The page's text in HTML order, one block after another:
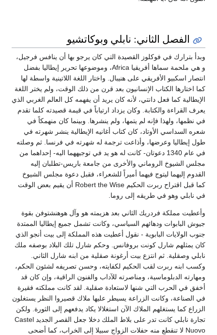
الفصل الثاني: نابلي وبوكاتشيو
وبدأ بترارك في فوكلوز القصيدة التي كان يرجو بها أن ينافس فرجيل،
و هي ملحمة سماها أفريقيا Africa، وموضوعها تحرير إيطاليا بفضل
انتصار اسكبيو الأفريقي على هنيبال. واختار اللغة اللاتينية واسطة لها
كما اختارها الكتاب الإنسانيون بعد قرن من ذلك الوقت، ولم يختر اللغة
الإيطالية كما فعل دانتي، لأنه كان يريد أن يفهمه كل العالم الغربي الذي
يعرف القراءة والكتابة. وكان يزداد ارتياباً في قيمة قصيدته كلما تقدم
في نظمها، ولهذا فإنه لم يتمها، ولم ينشرها. وبينما كان منهمكاً في
شعره السداسي الأوتاد، كان كتاب أغانيه الإيطالية ينشر شهرته في
طول إيطاليا وعرضها، وأذاعت ترجمة له شهرته في فرنسا. ثم وصلته
في عام 1340 دعوتان- كانت له هو يد في توجيههما اليه- إحداهما من
مجلس الشيوخ الروماني والأخرى من جامعة باريس-تطلبان إليه
القدوم إليهما ليتوج فيهما أميراً للشعراء، فقبل دعوة مجلس الشيوخ
كما قبل اقتراح ربرت الحكيم Robert the Wise أن يقيم بعض الوقت
في نابلي وهو في طريقه إلى روما.
وأعطيت مملكة فردريك الثاني بعد هزيمته هو وآل هوهنشتوفن بقوة
جيوش البابوات ودهائهم السياسي، وكانت تشمل جميع إيطاليا الممتدة
جنوب الولايات البابوية - نقول أعطيت هذه المملكة إلى بيت أنجو الذي
كان يمثلهم شارل كونت بروفانس. وحكم شارل تلك البلاد بوصفه ملك
نابلي وصقلية. ثم انتزع بيت أرغونة صقلية من ابنه شارل الثاني.
وكسب ابنه ربرت لقب الحكيم لكفايته، وحسن تصريفه لشئون الحكم،
ومهارته الدبلوماسية، ومناصرته للآداب والفنون الراقية، وإن كان قد
أخفق في الحرب التي شنها لاستعادة صقلية. لقد كانت مملكته فقيرة
في الصناعة، وكانت الزراعة يسيطر عليها ملاك قصيروا النظر يستغلون
الزراع كما يستغلهم الملاك الآن استغلالا يكاد يدفعهم إلى الثورة. ولكن
تجارة نابلي كانت تدر على بلاط الملك دخلا جعل القصر الجديد Castel
Nuovo لا تنقطع منه حفلات الزواج سبيلا إلى الخراب، كما أضحى